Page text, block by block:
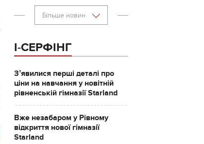
Більше новин
І-СЕРФІНГ
Зʼявилися перші деталі про
ціни на навчання у новітній
рівненській гімназії Starland
Вже незабаром у Рівному
відкриття нової гімназії
Starland